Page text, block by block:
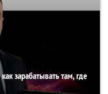
зарабатывать там, где